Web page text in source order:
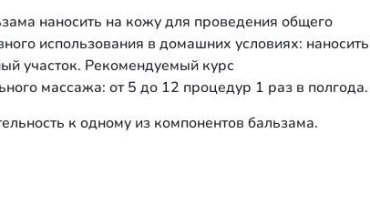
наносить на кожу для проведения общего
использования в домашних условиях: наносить
участок. Рекомендуемый курс
массажа: от 5 до 12 процедур 1 раз в полгода.
к одному из компонентов бальзама.